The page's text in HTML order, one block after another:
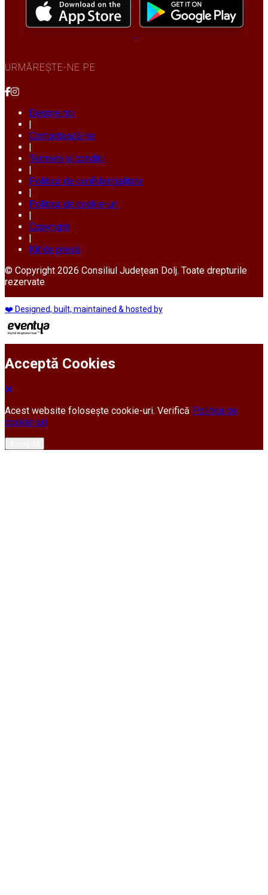
URMĂREȘTE-NE PE
Despre noi
|
Contactează-ne
|
Termeni și condiții
|
Politica de confidențialitate
|
Politica de cookie-uri
|
Copyright
|
Kit de presă
© Copyright 2026 Consiliul Județean Dolj. Toate drepturile
rezervate
❤️ Designed, built, maintained & hosted by
Acceptă Cookies
Acest website folosește cookie-uri. Verifică Politica de
cookie-uri